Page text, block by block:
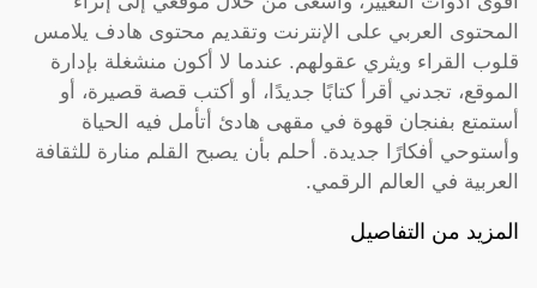
المحتوى العربي على الإنترنت وتقديم محتوى هادف يلامس
قلوب القراء ويثري عقولهم. عندما لا أكون منشغلة بإدارة
الموقع، تجدني أقرأ كتابًا جديدًا، أو أكتب قصة قصيرة، أو
أستمتع بفنجان قهوة في مقهى هادئ أتأمل فيه الحياة
وأستوحي أفكارًا جديدة. أحلم بأن يصبح القلم منارة للثقافة
العربية في العالم الرقمي.
المزيد من التفاصيل